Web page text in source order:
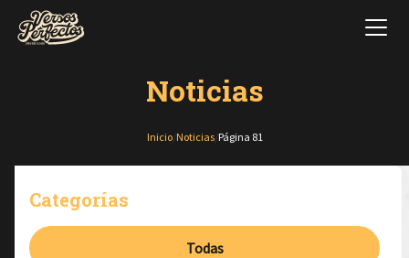
Noticias
Inicio/ Noticias/ Página 81
Categorías
Todas